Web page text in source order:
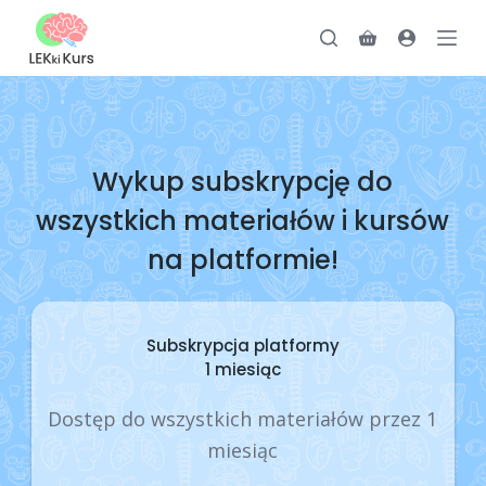
z
e
j
d
ź
d
o
t
r
e
ś
c
i
Koszyk
Wykup subskrypcję do
wszystkich materiałów i kursów
na platformie!
Subskrypcja platformy
1 miesiąc
Dostęp do wszystkich materiałów przez 1
miesiąc